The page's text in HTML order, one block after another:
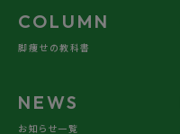
COLUMN
脚痩せの教科書
NEWS
お知らせ一覧